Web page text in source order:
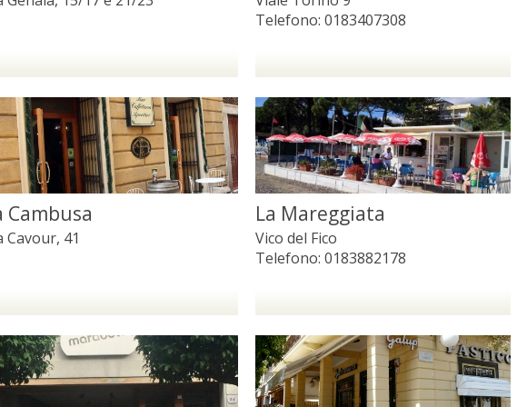
Telefono:0183407308
Cambusa
Cavour, 41
La Mareggiata
Vico del Fico
Telefono:0183882178